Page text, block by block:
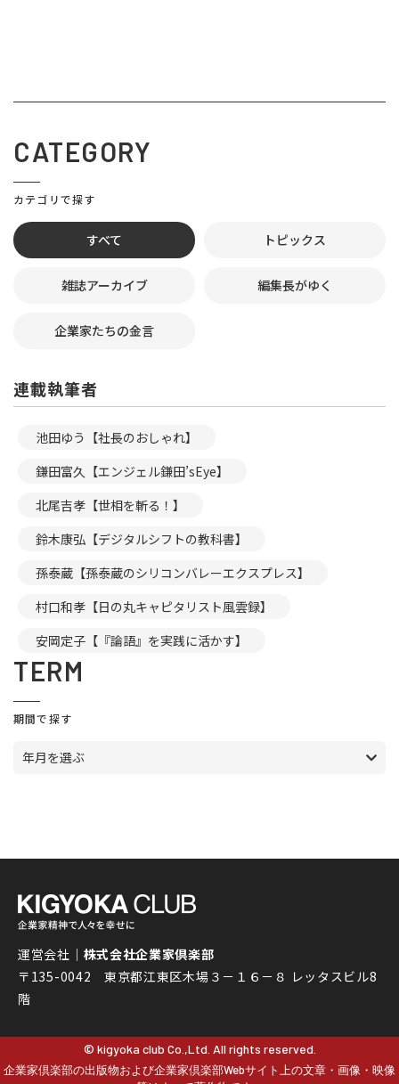
CATEGORY
カテゴリで探す
すべて トピックス
雑誌アーカイブ 編集長がゆく
企業家たちの金言
連載執筆者
池田ゆう【社長のおしゃれ】
鎌田富久【エンジェル鎌田’sEye】
北尾吉孝【世相を斬る！】
鈴木康弘【デジタルシフトの教科書】
孫泰蔵【孫泰蔵のシリコンバレーエクスプレス】
村口和孝【日の丸キャピタリスト風雲録】
安岡定子【『論語』を実践に活かす】
TERM
期間で探す
年月を選ぶ
運営会社｜ 株式会社企業家倶楽部
〒135-0042 東京都江東区木場３－１６－８ レッタスビル8
階
© kigyoka club Co.,Ltd. All rights reserved.
企業家倶楽部の出版物および企業家倶楽部Webサイト上の文章・画像・映像